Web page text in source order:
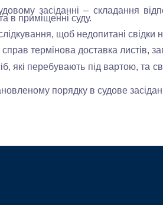
засіданні – складання
в приміщенні суду.
щоб недопитані свідки
термінова доставка листів,
перебувають під вартою, та
порядку в судове